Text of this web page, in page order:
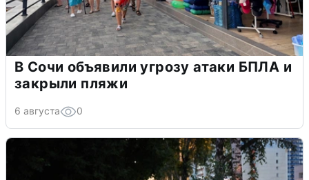
В Сочи объявили угрозу атаки БПЛА и
закрыли пляжи
6 августа 0